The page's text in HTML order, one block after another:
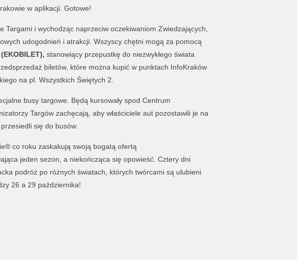
w aplikacji. Gotowe!
i wychodząc naprzeciw oczekiwaniom Zwiedzających,
udogodnień i atrakcji. Wszyscy chętni mogą za pomocą
stanowiący przepustkę do niezwykłego świata
biletów, które można kupić w punktach InfoKraków
na pl. Wszystkich Świętych 2.
busy targowe. Będą kursowały spod Centrum
Targów zachęcają, aby właściciele aut pozostawili je na
się do busów.
co roku zaskakują swoją bogatą ofertą
jeden sezon, a niekończąca się opowieść. Cztery dni
podróż po różnych światach, których twórcami są ulubieni
26 a 29 października!